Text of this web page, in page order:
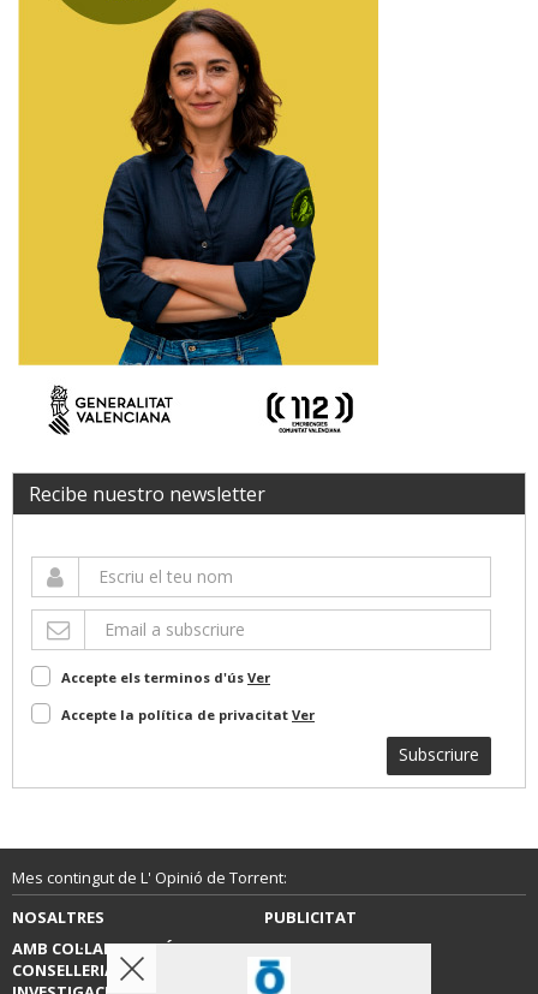
Recibe nuestro newsletter
Accepte els terminos d'ús Ver
Accepte la política de privacitat Ver
Subscriure
Mes contingut de L' Opinió de Torrent:
NOSALTRES
PUBLICITAT
AMB COL·LABORACIÓ DE LA
CONSELLERIA D’EDUCACIÓ,
CONTACTE